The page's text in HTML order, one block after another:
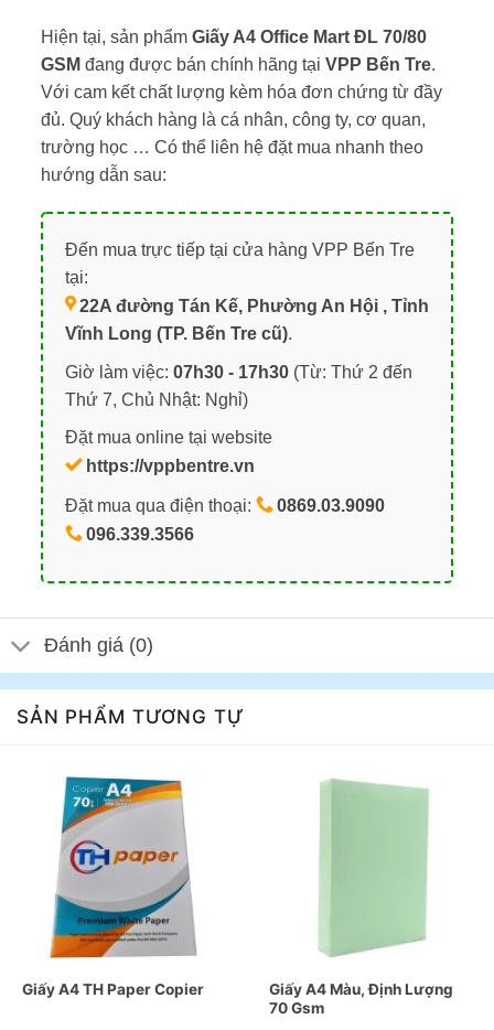
Hiện tại, sản phẩm Giấy A4 Office Mart ĐL 70/80
GSM đang được bán chính hãng tại VPP Bến Tre.
Với cam kết chất lượng kèm hóa đơn chứng từ đầy
đủ. Quý khách hàng là cá nhân, công ty, cơ quan,
trường học … Có thể liên hệ đặt mua nhanh theo
hướng dẫn sau:
Đến mua trực tiếp tại cửa hàng VPP Bến Tre
tại:
22A đường Tán Kế, Phường An Hội , Tỉnh
Vĩnh Long (TP. Bến Tre cũ).
Giờ làm việc: 07h30 - 17h30(Từ: Thứ 2 đến
Thứ 7, Chủ Nhật: Nghỉ)
Đặt mua online tại website
https://vppbentre.vn
Đặt mua qua điện thoại:
0869.03.9090
096.339.3566
Đánh giá (0)
SẢN PHẨM TƯƠNG TỰ
Giấy A4 TH Paper Copier
Giấy A4 Màu, Định Lượng
70 Gsm